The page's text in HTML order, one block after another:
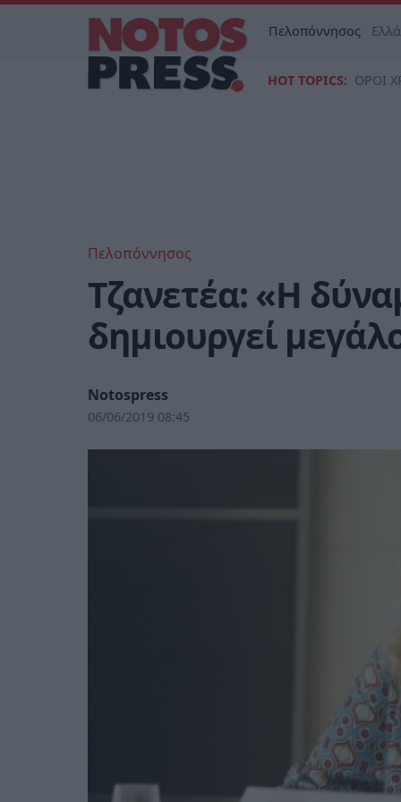
Πελοπόννησος
HOT TOPICS: ΟΡΟΙ
Πελοπόννησος
Τζανετέα: «Η
δημιουργεί
Notospress
06/06/2019 08:45